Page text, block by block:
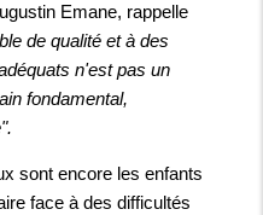
Emane, rappelle
de qualité et à des
n'est pas un
fondamental,
sont encore les enfants
face à des difficultés